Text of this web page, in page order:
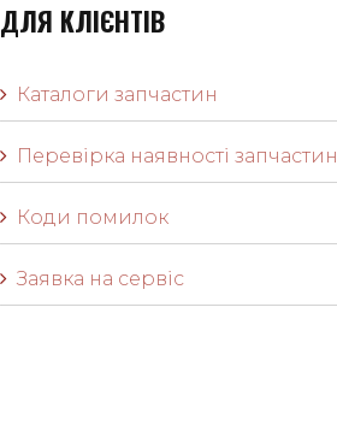
ДЛЯ КЛІЄНТІВ
Каталоги запчастин
Перевірка наявності запчастин
Коди помилок
Заявка на сервіс